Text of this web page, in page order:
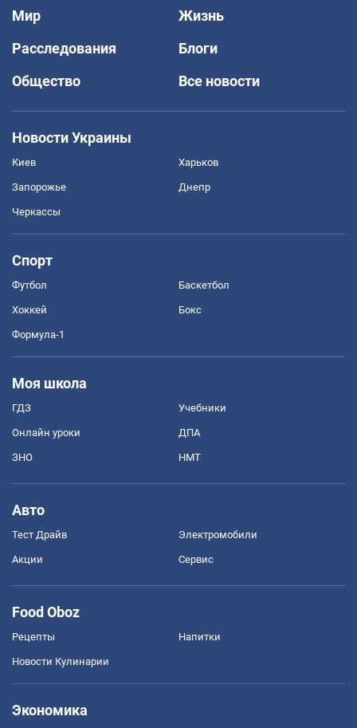
Мир
Жизнь
Расследования
Блоги
Общество
Все новости
Новости Украины
Киев Харьков
Запорожье Днепр
Черкассы
Спорт
Футбол Баскетбол
Хоккей Бокс
Формула-1
Моя школа
ГДЗ Учебники
Онлайн уроки ДПА
ЗНО НМТ
Авто
Тест Драйв Электромобили
Акции Сервис
Food Oboz
Рецепты Напитки
Новости Кулинарии
Экономика